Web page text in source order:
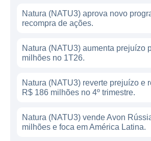
Natura (NATU3) aprova novo
recompra de ações.
Natura (NATU3) aumenta prejuízo
milhões no 1T26.
Natura (NATU3) reverte prejuízo e
R$ 186 milhões no 4º trimestre.
Natura (NATU3) vende Avon
milhões e foca em América Latina.